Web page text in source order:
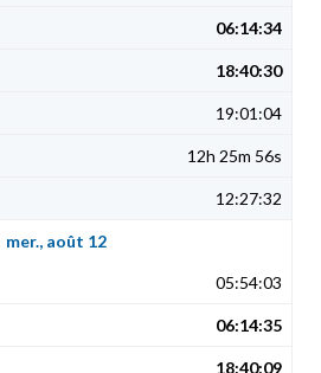
06:14:34
18:40:30
19:01:04
12h 25m 56s
12:27:32
mer., août 12
05:54:03
06:14:35
18:40:09